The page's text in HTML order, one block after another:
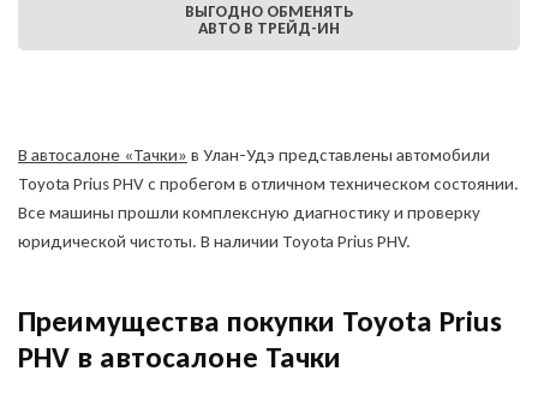
ВЫГОДНО ОБМЕНЯТЬ
АВТО В ТРЕЙД-ИН
В автосалоне «Тачки» в Улан-Удэ представлены автомобили
Toyota Prius PHV с пробегом в отличном техническом состоянии.
Все машины прошли комплексную диагностику и проверку
юридической чистоты. В наличии Toyota Prius PHV.
Преимущества покупки Toyota Prius
PHV в автосалоне Тачки